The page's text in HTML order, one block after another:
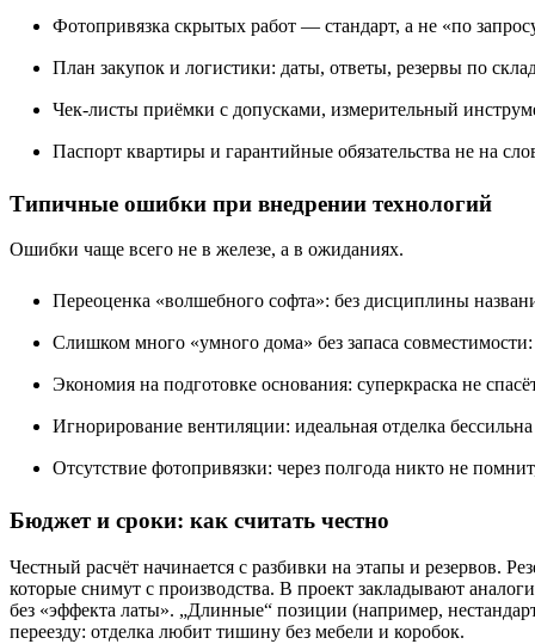
Фотопривязка скрытых работ — стандарт, а не «по
План закупок и логистики: даты, ответы, резервы по
Чек-листы приёмки с допусками, измерительный
Паспорт квартиры и гарантийные обязательства не на
Типичные ошибки при внедрении технологий
Ошибки чаще всего не в железе, а в ожиданиях.
Переоценка «волшебного софта»: без дисциплины
Слишком много «умного дома» без запаса
Экономия на подготовке основания: суперкраска не
Игнорирование вентиляции: идеальная отделка
Отсутствие фотопривязки: через полгода никто не
Бюджет и сроки: как считать честно
Честный расчёт начинается с разбивки на этапы и резервов.
которые снимут с производства. В проект закладывают
без «эффекта латы». „Длинные“ позиции (например,
переезду: отделка любит тишину без мебели и коробок.